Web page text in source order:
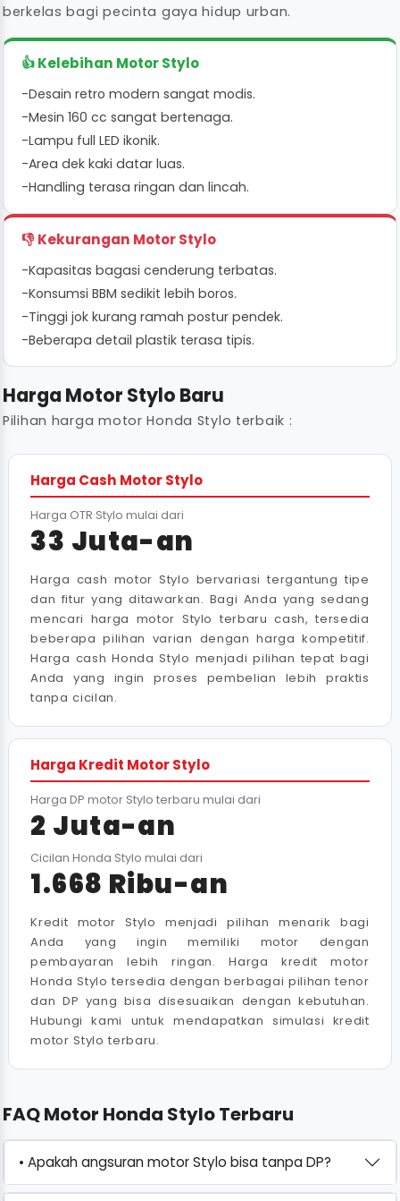
berkelas bagi pecinta gaya hidup urban.
👍 Kelebihan Motor Stylo
-Desain retro modern sangat modis.
-Mesin 160 cc sangat bertenaga.
-Lampu full LED ikonik.
-Area dek kaki datar luas.
-Handling terasa ringan dan lincah.
👎 Kekurangan Motor Stylo
-Kapasitas bagasi cenderung terbatas.
-Konsumsi BBM sedikit lebih boros.
-Tinggi jok kurang ramah postur pendek.
-Beberapa detail plastik terasa tipis.
Harga Motor Stylo Baru
Pilihan harga motor Honda Stylo terbaik :
Harga Cash Motor Stylo
Harga OTR Stylo mulai dari
33 Juta-an
Harga cash motor Stylo bervariasi tergantung tipe
dan fitur yang ditawarkan. Bagi Anda yang sedang
mencari harga motor Stylo terbaru cash, tersedia
beberapa pilihan varian dengan harga kompetitif.
Harga cash Honda Stylo menjadi pilihan tepat bagi
Anda yang ingin proses pembelian lebih praktis
tanpa cicilan.
Harga Kredit Motor Stylo
Harga DP motor Stylo terbaru mulai dari
2 Juta-an
Cicilan Honda Stylo mulai dari
1.668 Ribu-an
Kredit motor Stylo menjadi pilihan menarik bagi
Anda yang ingin memiliki motor dengan
pembayaran lebih ringan. Harga kredit motor
Honda Stylo tersedia dengan berbagai pilihan tenor
dan DP yang bisa disesuaikan dengan kebutuhan.
Hubungi kami untuk mendapatkan simulasi kredit
motor Stylo terbaru.
FAQ Motor Honda Stylo Terbaru
• Apakah angsuran motor Stylo bisa tanpa DP?